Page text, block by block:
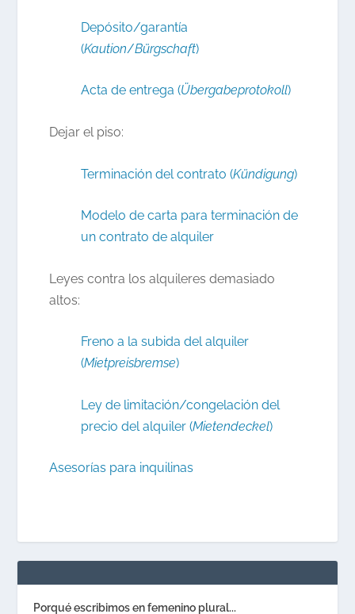
Depósito/garantía
(Kaution/Bürgschaft)
Acta de entrega (Übergabeprotokoll)
Dejar el piso:
Terminación del contrato (Kündigung)
Modelo de carta para terminación de
un contrato de alquiler
Leyes contra los alquileres demasiado
altos:
Freno a la subida del alquiler
(Mietpreisbremse)
Ley de limitación/congelación del
precio del alquiler (Mietendeckel)
Asesorías para inquilinas
Porqué escribimos en femenino plural...